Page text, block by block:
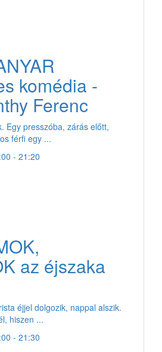
komédia -
Ferenc
Egy presszóba, zárás előtt,
férfi egy ...
- 21:20
az éjszaka
éjjel dolgozik, nappal alszik.
hiszen ...
- 21:30